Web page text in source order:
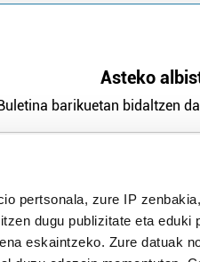
pertsonala, zure IP
dugu publizitate eta
eskaintzeko. Zure datuak
Asteko
barikuetan bidaltzen